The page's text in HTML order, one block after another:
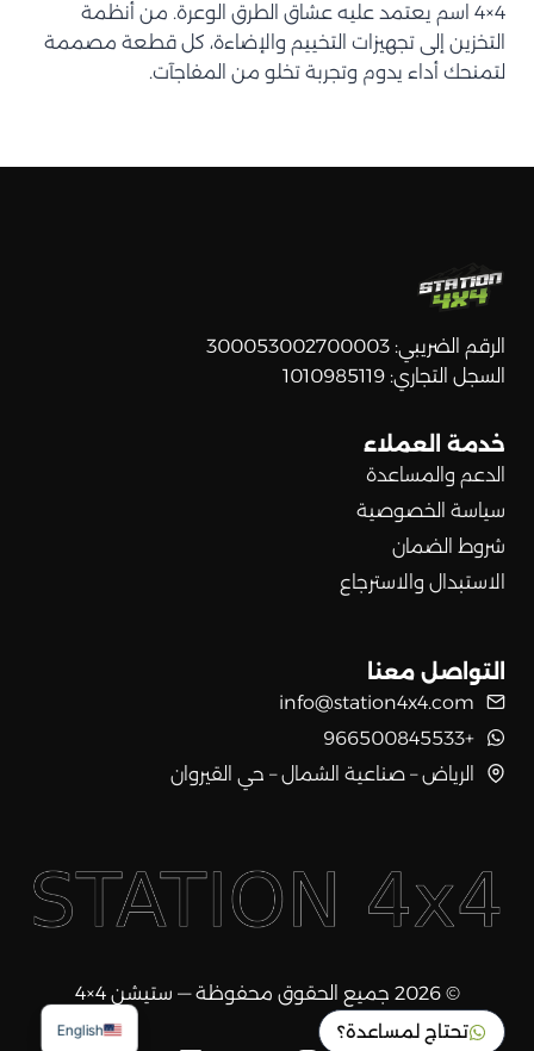
4×4 اسم يعتمد عليه عشاق الطرق الوعرة. من أنظمة
التخزين إلى تجهيزات التخييم والإضاءة، كل قطعة مصممة
لتمنحك أداء يدوم وتجربة تخلو من المفاجآت.
الرقم الضريبي: 300053002700003
السجل التجاري: 1010985119
خدمة العملاء
الدعم والمساعدة
سياسة الخصوصية
شروط الضمان
الاستبدال والاسترجاع
التواصل معنا
info@station4x4.com
+966500845533
الرياض – صناعية الشمال – حي القيروان
© 2026 جميع الحقوق محفوظة — ستيشن 4×4
تحتاج لمساعدة؟ English